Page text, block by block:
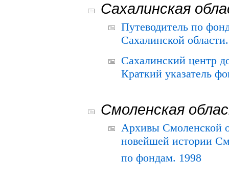
Сахалинская
Путеводитель по
Сахалинской
Сахалинский центр
Краткий указатель
Смоленская
Архивы Смоленской
новейшей истории
по фондам. 1998